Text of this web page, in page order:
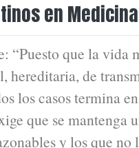
en Medicina
“Puesto que la vida
hereditaria, de
los casos termina
que se mantenga
y los que